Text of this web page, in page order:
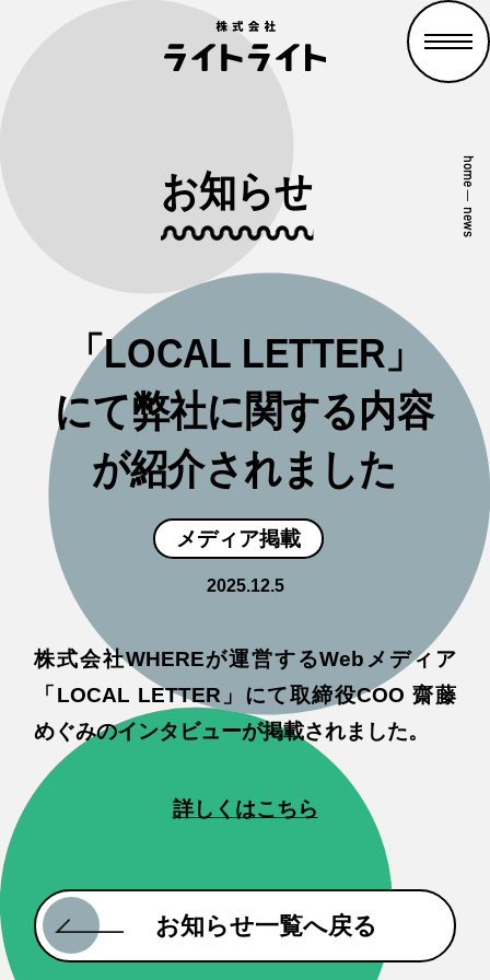
お知らせ
「LOCAL LETTER」
にて弊社に関する内容
が紹介されました
メディア掲載
2025.12.5
home
—
news
株式会社WHEREが運営するWebメディア
「LOCAL LETTER」にて取締役COO 齋藤
めぐみのインタビューが掲載されました。
詳しくはこちら
お知らせ一覧へ戻る